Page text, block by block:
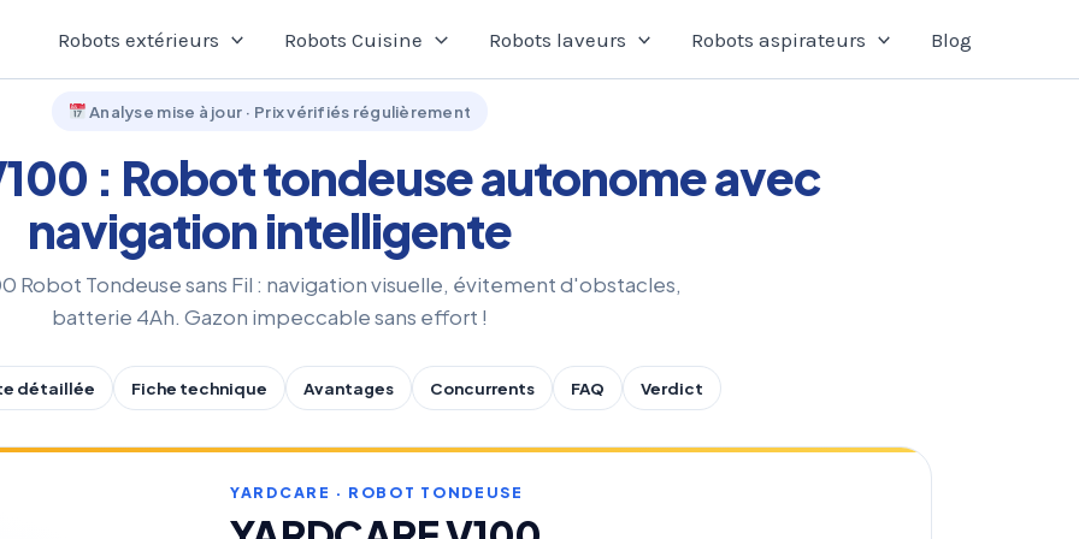
Robots extérieurs Robots Cuisine Robots laveurs Robots aspirateurs Blog
Analyse mise à jour · Prix vérifiés régulièrement
: Robot tondeuse autonome avec
navigation intelligente
Robot Tondeuse sans Fil : navigation visuelle, évitement d'obstacles,
batterie 4Ah. Gazon impeccable sans effort !
détaillée Fiche technique Avantages Concurrents FAQ Verdict
YARDCARE · ROBOT TONDEUSE